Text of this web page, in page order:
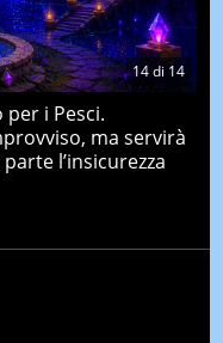
14di 14
i Pesci.
ma servirà
l’insicurezza